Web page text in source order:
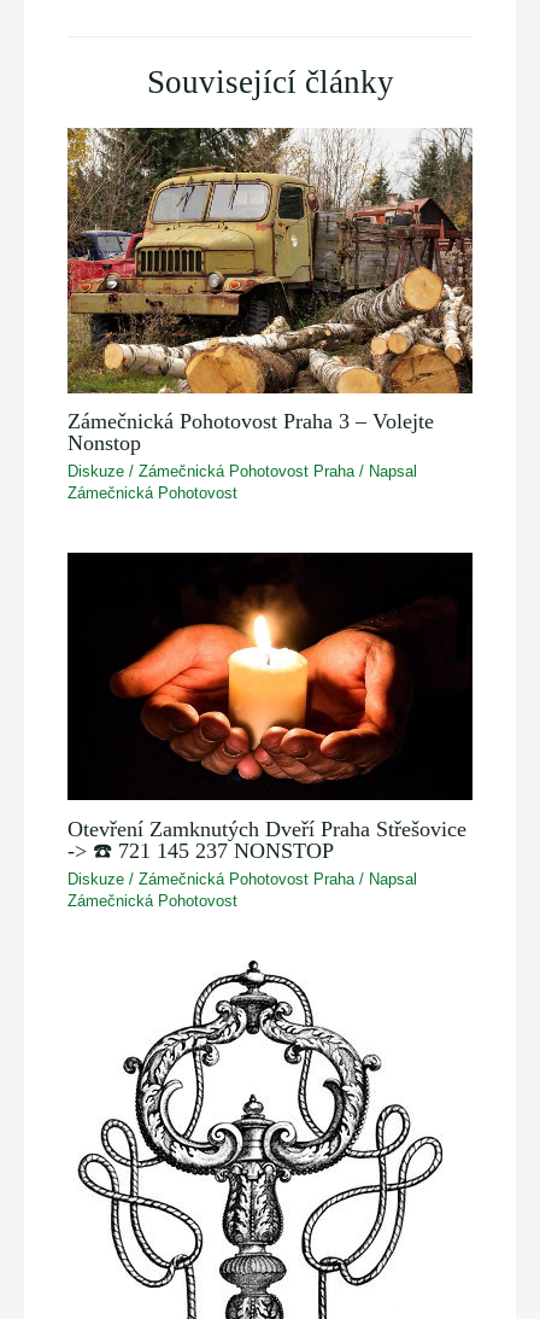
Související články
Zámečnická Pohotovost Praha 3 – Volejte
Nonstop
Diskuze /Zámečnická Pohotovost Praha/ Napsal
Zámečnická Pohotovost
Otevření Zamknutých Dveří Praha Střešovice
-> ☎️ 721 145 237 NONSTOP
Diskuze /Zámečnická Pohotovost Praha/ Napsal
Zámečnická Pohotovost